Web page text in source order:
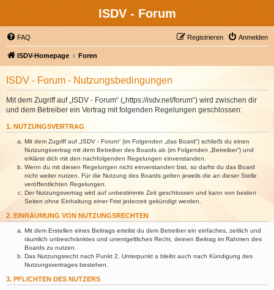
ISDV - Forum
FAQ Anmelden
Registrieren
ISDV-Homepage Foren
ISDV - Forum - Nutzungsbedingungen
Mit dem Zugriff auf „ISDV - Forum“ („https://isdv.net/forum“) wird zwischen dir
und dem Betreiber ein Vertrag mit folgenden Regelungen geschlossen:
1. NUTZUNGSVERTRAG
Mit dem Zugriff auf „ISDV - Forum“ (im Folgenden „das Board“) schließt du einen
Nutzungsvertrag mit dem Betreiber des Boards ab (im Folgenden „Betreiber“) und
erklärst dich mit den nachfolgenden Regelungen einverstanden.
Wenn du mit diesen Regelungen nicht einverstanden bist, so darfst du das Board
nicht weiter nutzen. Für die Nutzung des Boards gelten jeweils die an dieser Stelle
veröffentlichten Regelungen.
Der Nutzungsvertrag wird auf unbestimmte Zeit geschlossen und kann von beiden
Seiten ohne Einhaltung einer Frist jederzeit gekündigt werden.
2. EINRÄUMUNG VON NUTZUNGSRECHTEN
Mit dem Erstellen eines Beitrags erteilst du dem Betreiber ein einfaches, zeitlich und
räumlich unbeschränktes und unentgeltliches Recht, deinen Beitrag im Rahmen des
Boards zu nutzen.
Das Nutzungsrecht nach Punkt 2, Unterpunkt a bleibt auch nach Kündigung des
Nutzungsvertrages bestehen.
3. PFLICHTEN DES NUTZERS